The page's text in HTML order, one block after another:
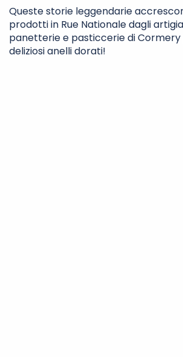
Queste storie leggendarie
prodotti in Rue Nationale dagli
panetterie e pasticcerie di
deliziosi anelli dorati!